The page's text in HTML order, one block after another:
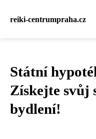
reiki-centrumpraha.cz
Státní
Získejte svůj
bydlení!